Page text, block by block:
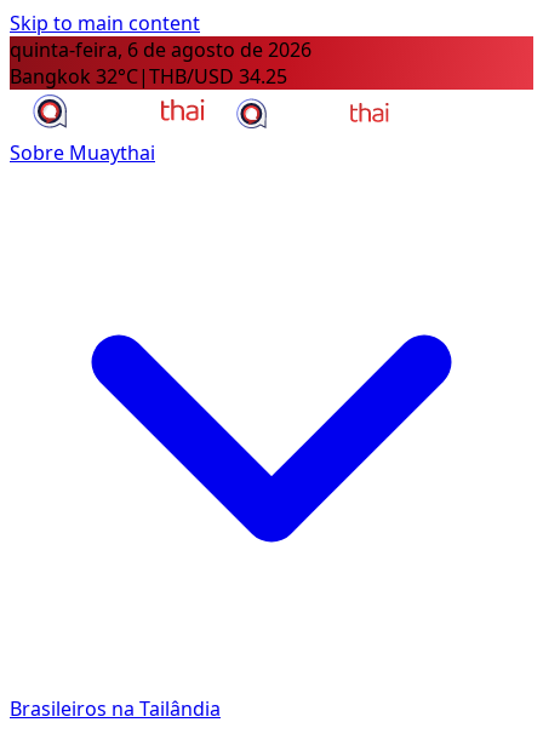
Skip to main content
quinta-feira, 6 de agosto de 2026
Bangkok 32°C|THB/USD 34.25
Sobre Muaythai
Brasileiros na Tailândia